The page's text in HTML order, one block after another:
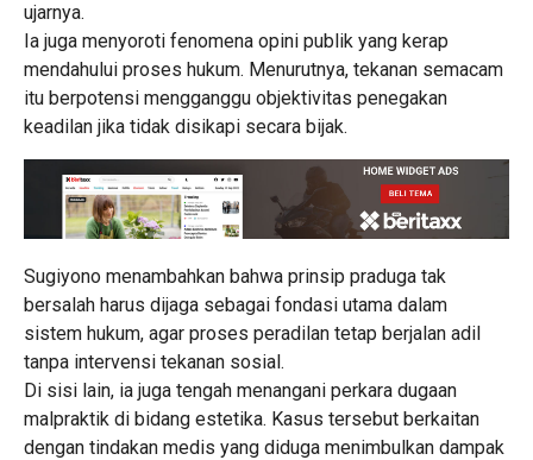
ujarnya.
Ia juga menyoroti fenomena opini publik yang kerap
mendahului proses hukum. Menurutnya, tekanan semacam
itu berpotensi mengganggu objektivitas penegakan
keadilan jika tidak disikapi secara bijak.
Sugiyono menambahkan bahwa prinsip praduga tak
bersalah harus dijaga sebagai fondasi utama dalam
sistem hukum, agar proses peradilan tetap berjalan adil
tanpa intervensi tekanan sosial.
Di sisi lain, ia juga tengah menangani perkara dugaan
malpraktik di bidang estetika. Kasus tersebut berkaitan
dengan tindakan medis yang diduga menimbulkan dampak